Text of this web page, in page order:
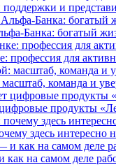
и
Банка: богатый
профессия для
команда и
продукты
здесь интересно
на самом деле